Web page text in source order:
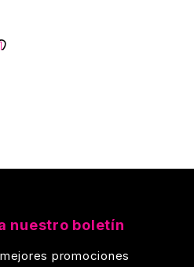
nuestro boletín
promociones